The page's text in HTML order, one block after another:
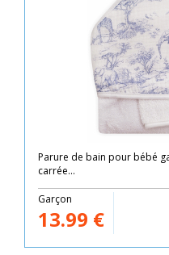
Parure de bain pour bébé
carrée...
Garçon
13.99 €